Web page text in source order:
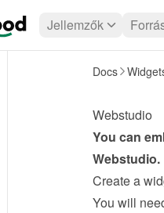
Jellemzők
Docs
Webstudio
Webstudio.
Create a